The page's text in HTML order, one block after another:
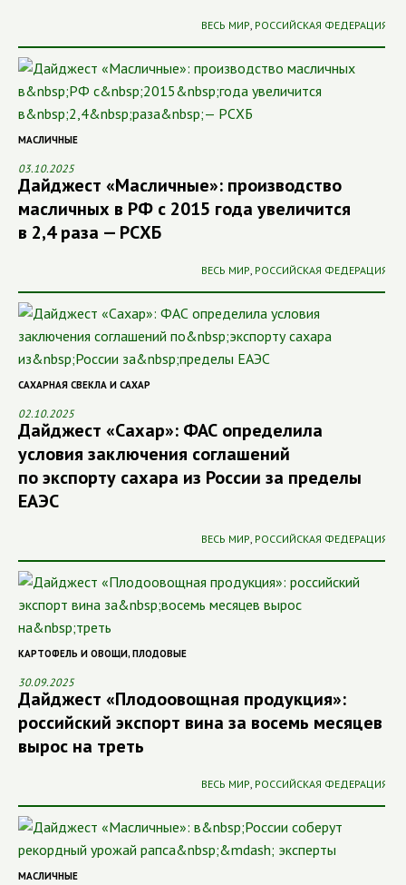
ВЕСЬ МИР, РОССИЙСКАЯ ФЕДЕРАЦИЯ
МАСЛИЧНЫЕ
03.10.2025
Дайджест «Масличные»: производство
масличных в РФ с 2015 года увеличится
в 2,4 раза — РСХБ
ВЕСЬ МИР, РОССИЙСКАЯ ФЕДЕРАЦИЯ
САХАРНАЯ СВЕКЛА И САХАР
02.10.2025
Дайджест «Сахар»: ФАС определила
условия заключения соглашений
по экспорту сахара из России за пределы
ЕАЭС
ВЕСЬ МИР, РОССИЙСКАЯ ФЕДЕРАЦИЯ
КАРТОФЕЛЬ И ОВОЩИ, ПЛОДОВЫЕ
30.09.2025
Дайджест «Плодоовощная продукция»:
российский экспорт вина за восемь месяцев
вырос на треть
ВЕСЬ МИР, РОССИЙСКАЯ ФЕДЕРАЦИЯ
МАСЛИЧНЫЕ